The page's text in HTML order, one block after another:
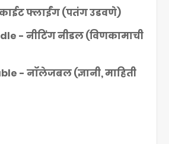
फ्लाईंग (पतंग उडवणे)
- नीटिंग नीडल (विणकामाची
- नॉलेजबल (ज्ञानी, माहिती